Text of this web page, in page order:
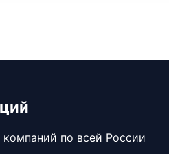
компаний по всей России